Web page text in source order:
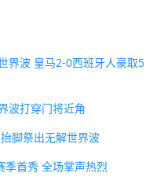
界波 皇马2-0西班牙人豪取5
波打穿门将近角
脚祭出无解世界波
首秀 全场掌声热烈